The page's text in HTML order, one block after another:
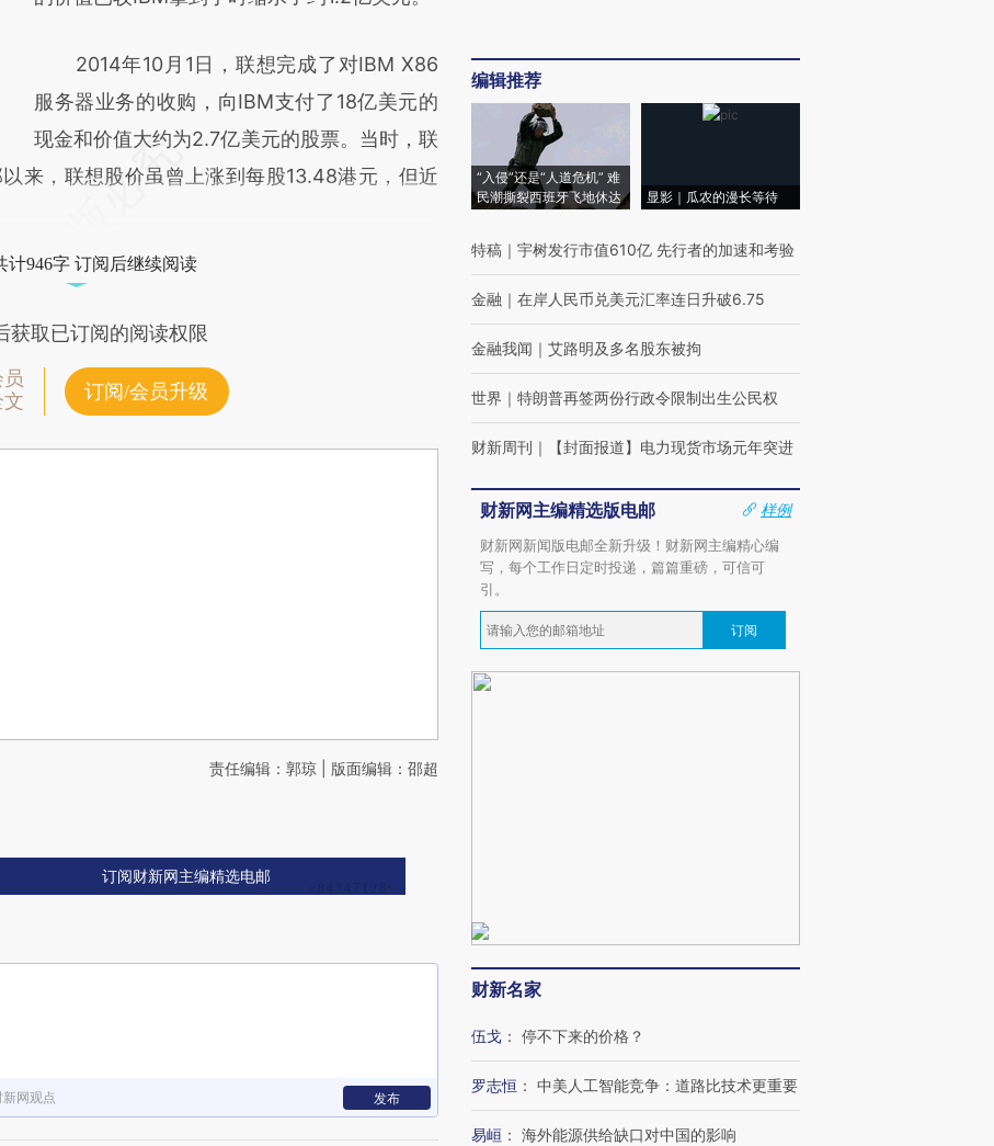
2014年10月1日，联想完成了对IBM X86
服务器业务的收购，向IBM支付了18亿美元的
现金和价值大约为2.7亿美元的股票。当时，联
来，联想股价虽曾上涨到每股13.48港元，但近
计946字 订阅后继续阅读
获取已订阅的阅读权限
订阅/会员升级
责任编辑：郭琼 | 版面编辑：邵超
订阅财新网主编精选电邮
网观点 发布
编辑推荐
“入侵”还是“人道危机” 难
民潮撕裂西班牙飞地休达
显影｜瓜农的漫长等待
特稿 ｜ 宇树发行市值610亿 先行者的加速和考验
金融 ｜ 在岸人民币兑美元汇率连日升破6.75
金融我闻 ｜ 艾路明及多名股东被拘
世界 ｜ 特朗普再签两份行政令限制出生公民权
财新周刊 ｜ 【封面报道】电力现货市场元年突进
财新网主编精选版电邮
样例
财新网新闻版电邮全新升级！财新网主编精心编
写，每个工作日定时投递，篇篇重磅，可信可
引。
订阅
财新名家
伍戈 ： 停不下来的价格？
罗志恒 ： 中美人工智能竞争：道路比技术更重要
易峘 ： 海外能源供给缺口对中国的影响